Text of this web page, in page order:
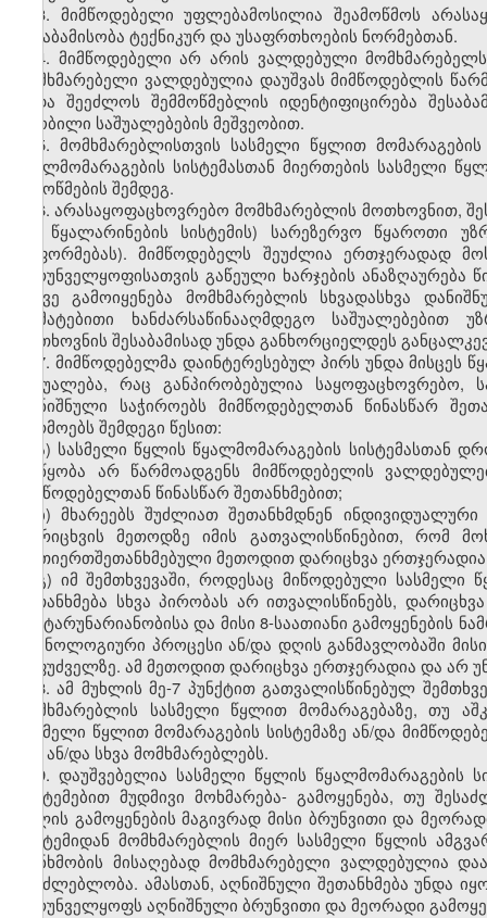
3. მიმწოდებელი უფლებამოსილია შეამოწმოს
შესაბამისობა ტექნიკურ და უსაფრთხოების ნორმებთან.
4. მიმწოდებელი არ არის ვალდებული
მომხმარებელი ვალდებულია დაუშვას მიმწოდებლის
უნდა შეეძლოს შემმოწმებლის იდენტიფიცირება
ცნობილი საშუალებების მეშვეობით.
5. მომხმარებლისთვის სასმელი წყლით
წყალმომარაგების სისტემასთან მიერთების სასმელი
შემოწმების შემდეგ.
6. არასაყოფაცხოვრებო მომხმარებლის მოთხოვნით,
და წყალარინების სისტემის) სარეზერვო წყაროთი
გაფორმებას). მიმწოდებელს შეუძლია ერთჯერადად
უზრუნველყოფისათვის გაწეული ხარჯების
ასევე გამოიყენება მომხმარებლის სხვადასხვა
დამატებითი ხანძარსაწინააღმდეგო
მოთხოვნის შესაბამისად უნდა განხორციელდეს
7. მიმწოდებელმა დაინტერესებულ პირს უნდა მისცეს
საშუალება, რაც განპირობებულია საყოფაცხოვრებო,
აღნიშნული საჭიროებს მიმწოდებელთან წინასწარ
წარმოებს შემდეგი წესით:
ა) სასმელი წყლის წყალმომარაგების სისტემასთან
მოწყობა არ წარმოადგენს მიმწოდებელის
მიმწოდებელთან წინასწარ შეთანხმებით;
ბ) მხარეებს შუძლიათ შეთანხმდნენ
დარიცხვის მეთოდზე იმის გათვალისწინებით, რომ
ურთიერთშეთანხმებული მეთოდით დარიცხვა
გ) იმ შემთხვევაში, როდესაც მიწოდებული
შეთანხმება სხვა პირობას არ ითვალისწინებს,
გამტარუნარიანობისა და მისი 8-საათიანი
ტექნოლოგიური პროცესი ან/და დღის განმავლობაში
საფუძველზე. ამ მეთოდით დარიცხვა ერთჯერადია და
8. ამ მუხლის მე-7 პუნქტით გათვალისწინებულ
მომხმარებლის სასმელი წყლით მომარაგებაზე, თუ
სასმელი წყლით მომარაგების სისტემაზე ან/და
მას ან/და სხვა მომხმარებლებს.
9. დაუშვებელია სასმელი წყლის წყალმომარაგების
სისტემებით მუდმივი მოხმარება-გამოყენება, თუ
წყლის გამოყენების მაგივრად მისი ბრუნვითი და
სისტემიდან მომხმარებლის მიერ სასმელი წყლის
თანხმობის მისაღებად მომხმარებელი ვალდებულია
შეუძლებლობა. ამასთან, აღნიშნული შეთანხმება უნდა
უზრუნველყოფს აღნიშნული ბრუნვითი და მეორადი